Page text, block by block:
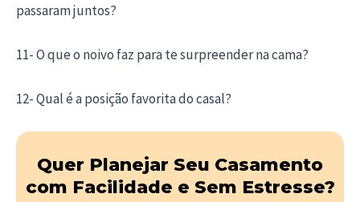
passaram juntos?
11- O que o noivo faz para te surpreender na cama?
12- Qual é a posição favorita do casal?
Quer Planejar Seu Casamento
com Facilidade e Sem Estresse?